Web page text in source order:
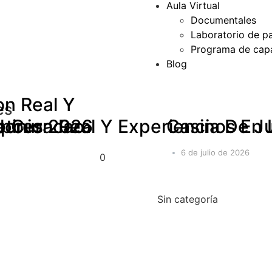
Aula Virtual
Documentales
Laboratorio de
Programa de
Blog
Real Y
2026
0
Casinos En
6 de julio de 2026
Sin categoría
Real Y Experiencia De
Curacao